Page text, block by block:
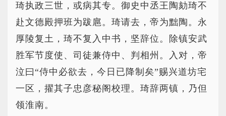
琦执政三世，或病其专。御史中丞王陶劾琦不
赴文德殿押班为跋扈。琦请去，帝为黜陶。永
厚陵复土，琦不复入中书，坚辞位。除镇安武
胜军节度使、司徒兼侍中、判相州。入对，帝
泣曰“侍中必欲去，今日已降制矣”赐兴道坊宅
一区，擢其子忠彦秘阁校理。琦辞两镇，乃但
领淮南。